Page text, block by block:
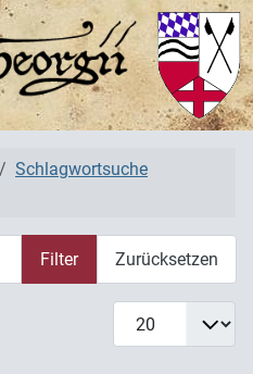
Schlagwortsuche
Filter Zurücksetzen
Anzeige #